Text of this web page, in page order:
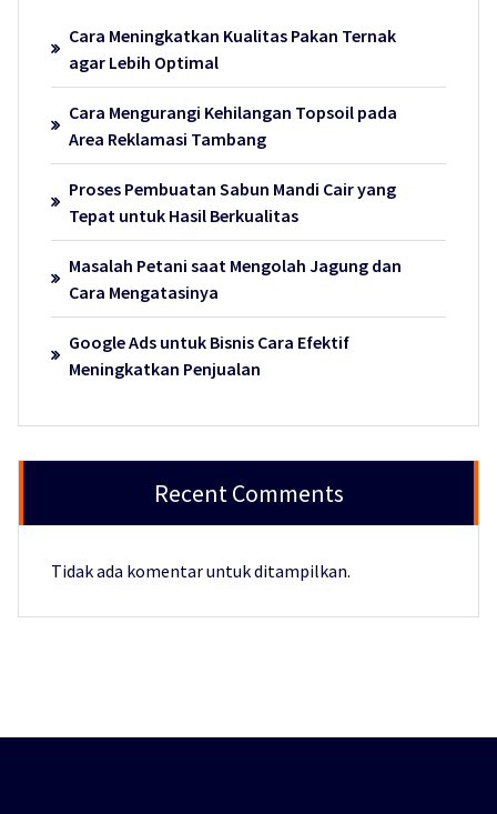
Cara Meningkatkan Kualitas Pakan Ternak
agar Lebih Optimal
Cara Mengurangi Kehilangan Topsoil pada
Area Reklamasi Tambang
Proses Pembuatan Sabun Mandi Cair yang
Tepat untuk Hasil Berkualitas
Masalah Petani saat Mengolah Jagung dan
Cara Mengatasinya
Google Ads untuk Bisnis Cara Efektif
Meningkatkan Penjualan
Recent Comments
Tidak ada komentar untuk ditampilkan.